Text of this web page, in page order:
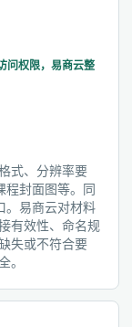
问权限，易商云整
式、分辨率要
程封面图等。同
。易商云对材料
有效性、命名规
失或不符合要
。